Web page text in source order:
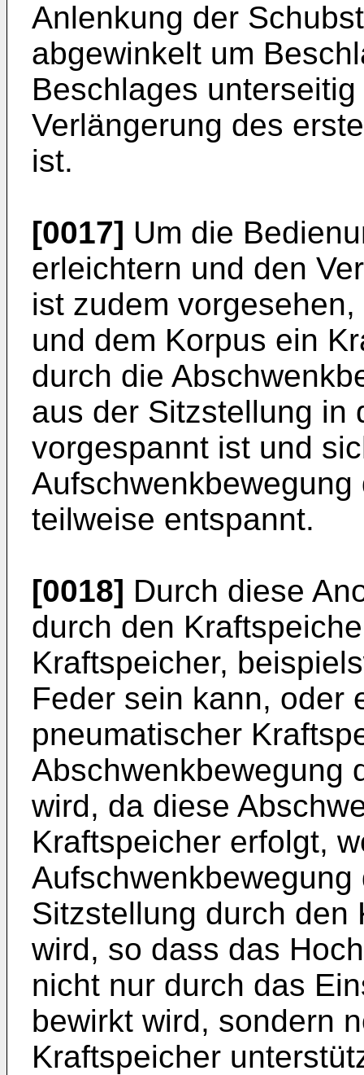
Anlenkung der
abgewinkelt um
Beschlages
Verlängerung des
ist.
[0017] Um die
erleichtern und den
ist zudem
und dem Korpus ein
durch die
aus der Sitzstellung in
vorgespannt ist und
teilweise entspannt.
[0018] Durch diese
durch den
Kraftspeicher,
Feder sein kann, oder
pneumatischer
Abschwenkbewegung
wird, da diese
Kraftspeicher erfolgt,
Sitzstellung durch den
wird, so dass das
nicht nur durch das
bewirkt wird, sondern
Kraftspeicher